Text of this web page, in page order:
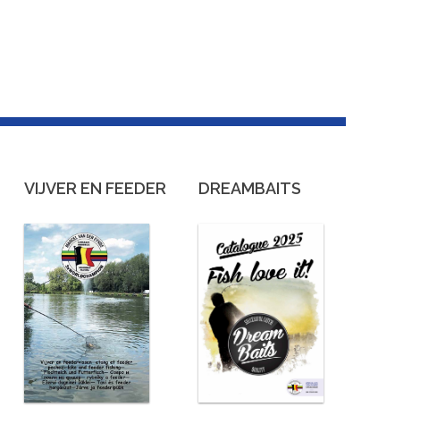
VIJVER EN FEEDER DREAMBAITS